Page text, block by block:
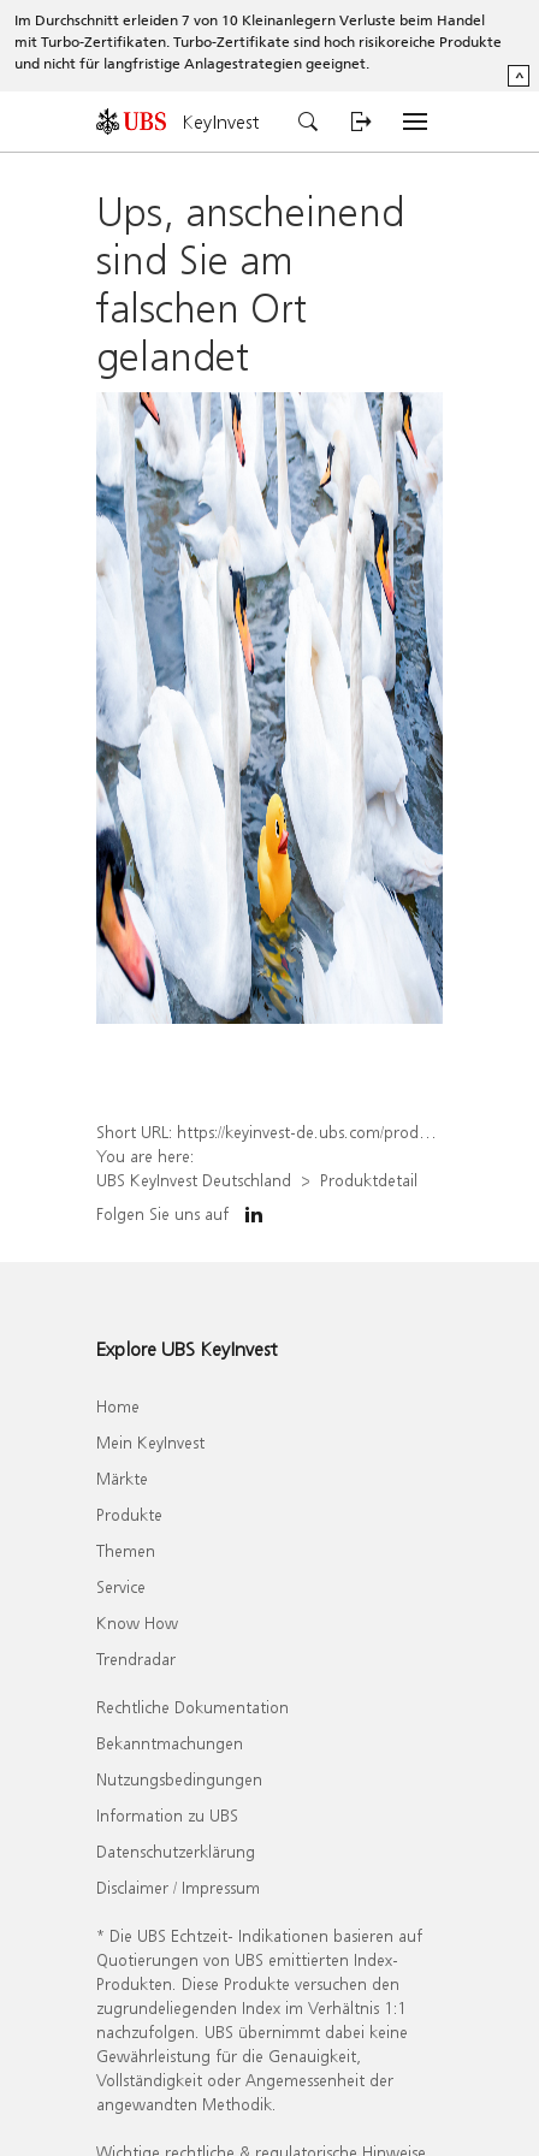
Im Durchschnitt erleiden 7 von 10 Kleinanlegern Verluste beim Handel
mit Turbo-Zertifikaten. Turbo-Zertifikate sind hoch risikoreiche Produkte
und nicht für langfristige Anlagestrategien geeignet.
^
KeyInvest
Ups, anscheinend
sind Sie am
falschen Ort
gelandet
Short URL: https://keyinvest-de.ubs.com/produkt/detail/index/isin/DE000WA47C54
You are here:
UBS KeyInvest Deutschland
Produktdetail
Folgen Sie uns auf
Explore UBS KeyInvest
Home
Mein KeyInvest
Märkte
Produkte
Themen
Service
Know How
Trendradar
Rechtliche Dokumentation
Bekanntmachungen
Nutzungsbedingungen
Information zu UBS
Datenschutzerklärung
Disclaimer / Impressum
* Die UBS Echtzeit- Indikationen basieren auf
Quotierungen von UBS emittierten Index-
Produkten. Diese Produkte versuchen den
zugrundeliegenden Index im Verhältnis 1:1
nachzufolgen. UBS übernimmt dabei keine
Gewährleistung für die Genauigkeit,
Vollständigkeit oder Angemessenheit der
angewandten Methodik.